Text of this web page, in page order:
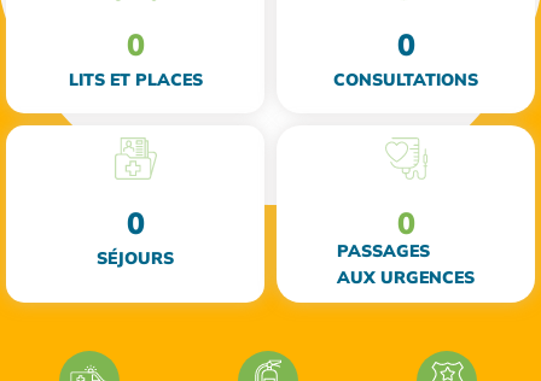
LITS ET PLACES
0
CONSULTATIONS
0
SÉJOURS
0
PASSAGES
AUX URGENCES
0